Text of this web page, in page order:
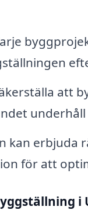
att
kan erbjuda
för att
i